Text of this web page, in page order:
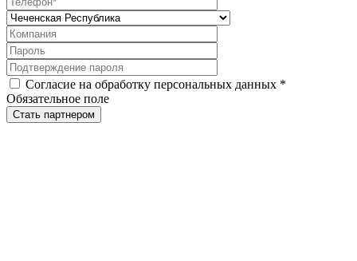
Согласие на обработку персональных данных *
Обязательное поле